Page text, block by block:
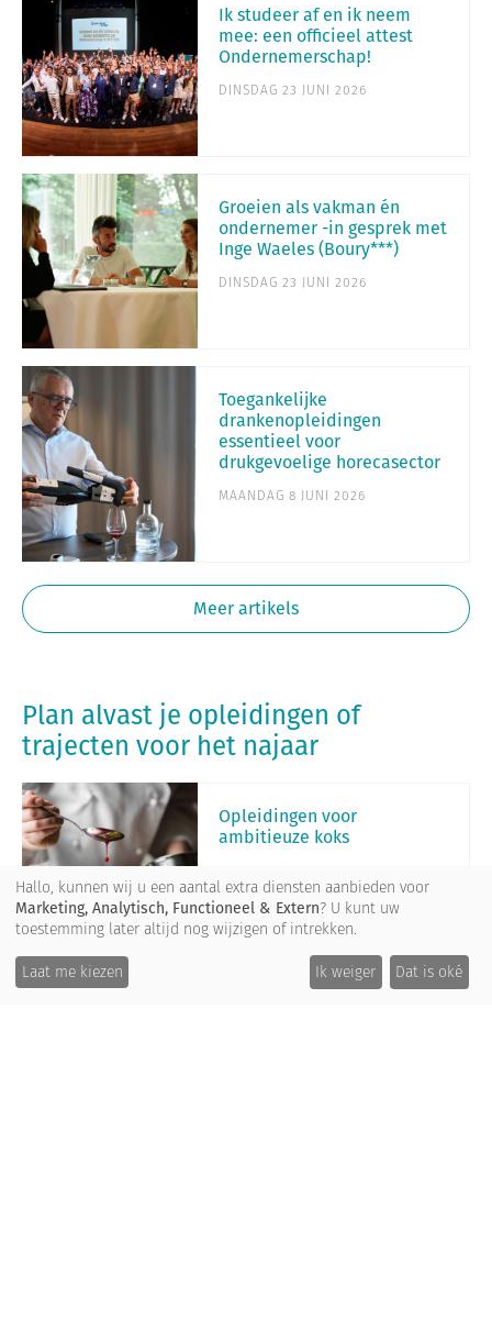
Meer artikels
Ik studeer af en ik neem
mee: een officieel attest
Ondernemerschap!
DINSDAG 23 JUNI 2026
Groeien als vakman én
ondernemer -in gesprek met
Inge Waeles (Boury***)
DINSDAG 23 JUNI 2026
Toegankelijke
drankenopleidingen
essentieel voor
drukgevoelige horecasector
MAANDAG 8 JUNI 2026
Plan alvast je opleidingen of
trajecten voor het najaar
Opleidingen voor
ambitieuze koks
Hallo, kunnen wij u een aantal extra diensten aanbieden voor
Marketing, Analytisch, Functioneel & Extern? U kunt uw
toestemming later altijd nog wijzigen of intrekken.
Laat me kiezen
Ik weiger Dat is oké